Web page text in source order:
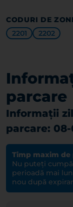
CODURI DE
2201
2202
parcare
Informații
parcare:
Timp maxim de
Nu puteți
perioadă mai
nou după